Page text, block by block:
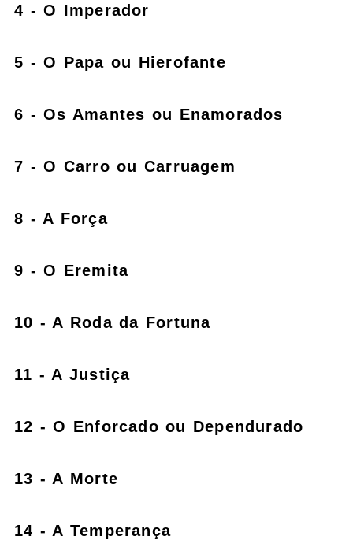
4 - O Imperador
5 - O Papa ou Hierofante
6 - Os Amantes ou Enamorados
7 - O Carro ou Carruagem
8 - A Força
9 - O Eremita
10 - A Roda da Fortuna
11 - A Justiça
12 - O Enforcado ou Dependurado
13 - A Morte
14 - A Temperança